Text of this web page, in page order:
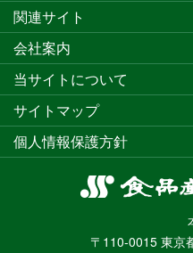
〒110-0015 東京
関連サイト
会社案内
当サイトについて
サイトマップ
個人情報保護方針